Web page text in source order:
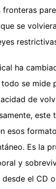
se
ha
se mide
de
este
esos
Es la
y
el CD